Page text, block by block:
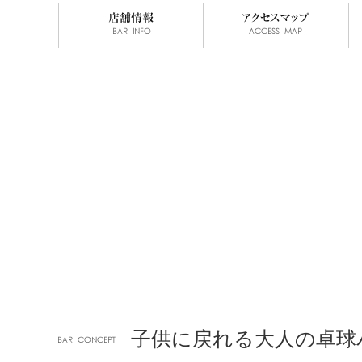
子供に戻れる大人の卓球